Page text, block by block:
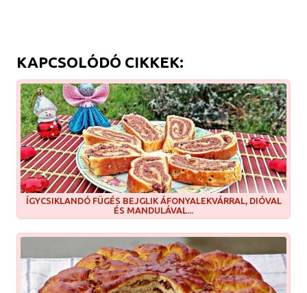
KAPCSOLÓDÓ CIKKEK:
ÍGYCSIKLANDÓ FÜGÉS BEJGLIK ÁFONYALEKVÁRRAL, DIÓVAL
ÉS MANDULÁVAL...